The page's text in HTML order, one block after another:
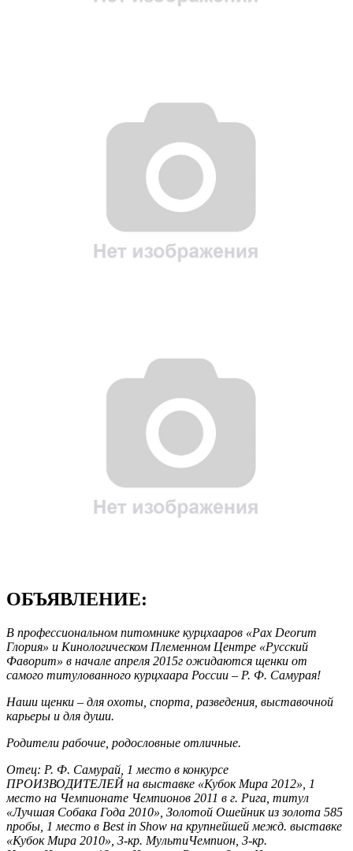
ОБЪЯВЛЕНИЕ:
В профессиональном питомнике курцхааров «Pax Deorum
Глория» и Кинологическом Племенном Центре «Русский
Фаворит» в начале апреля 2015г ожидаются щенки от
самого титулованного курцхаара России – Р. Ф. Самурая!
Наши щенки – для охоты, спорта, разведения, выставочной
карьеры и для души.
Родители рабочие, родословные отличные.
Отец: Р. Ф. Самурай, 1 место в конкурсе
ПРОИЗВОДИТЕЛЕЙ на выставке «Кубок Мира 2012», 1
место на Чемпионате Чемпионов 2011 в г. Рига, титул
«Лучшая Собака Года 2010», Золотой Ошейник из золота 585
пробы, 1 место в Best in Show на крупнейшей межд. выставке
«Кубок Мира 2010», 3-кр. МультиЧемпион, 3-кр.